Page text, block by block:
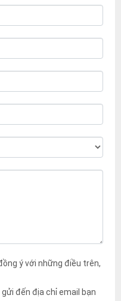
ý với những điều trên,
đến địa chỉ email bạn